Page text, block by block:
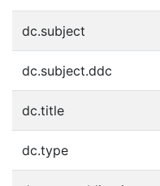
dc.subject
dc.subject.ddc
dc.title
dc.type